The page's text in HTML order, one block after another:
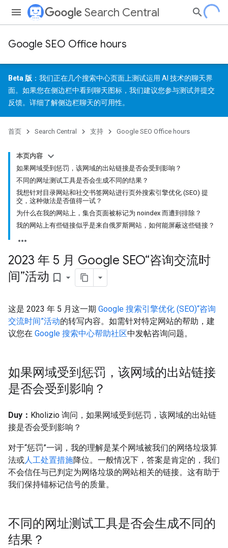
Search Central
Google SEO Office hours
Beta 版 ：我们正在几个搜索中心页面上测试运用 AI 技术的聊天界
面。如果您在侧边栏中看到聊天图标，我们建议您参与测试并提交
反馈。详细了解侧边栏聊天的可用性。
首页 Search Central 支持 Google SEO Office hours
本页内容
如果网域受到惩罚，该网域的出站链接是否会受到影响？
不同的网址测试工具是否会生成不同的结果？
我想针对目录网站和社交书签网站进行页外搜索引擎优化 (SEO) 提
交，这种做法是否值得一试？
为什么在我的网站上，集合页面被标记为 noindex 而遭到排除？
我的网站上有些链接似乎是来自俄罗斯网站，如何能屏蔽这些链接？
2023 年 5 月 Google SEO“咨询交流时
间”活动 bookmark_border
这是 2023 年 5 月这一期 Google 搜索引擎优化 (SEO)“咨询
交流时间”活动的转写内容。如需针对特定网站的帮助，建
议您在 Google 搜索中心帮助社区中发帖咨询问题。
如果网域受到惩罚，该网域的出站链接
是否会受到影响？
Duy： Kholizio 询问，如果网域受到惩罚，该网域的出站链
接是否会受到影响？
对于“惩罚”一词，我的理解是某个网域被我们的网络垃圾算
法或人工处置措施降位。一般情况下，答案是肯定的，我们
不会信任与已判定为网络垃圾的网站相关的链接。这有助于
我们保持锚标记信号的质量。
不同的网址测试工具是否会生成不同的
结果？